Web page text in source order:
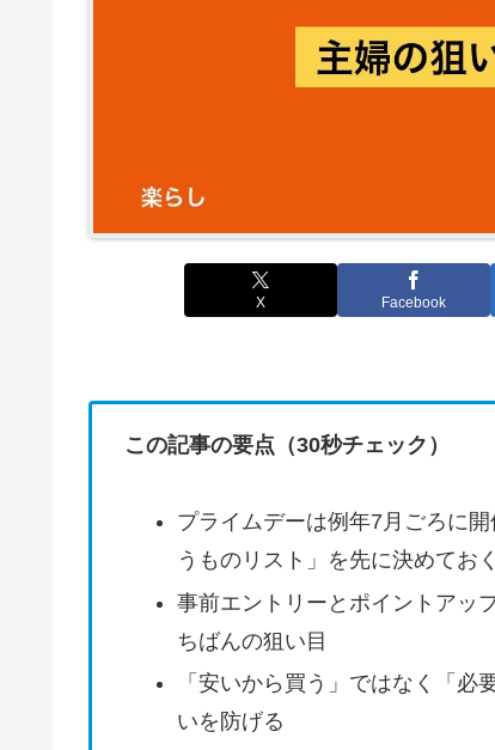
X Facebook
この記事の要点（30秒チェック）
プライムデーは例年7月ごろに
うものリスト」を先に決めてお
事前エントリーとポイントアッ
ちばんの狙い目
「安いから買う」ではなく「
いを防げる